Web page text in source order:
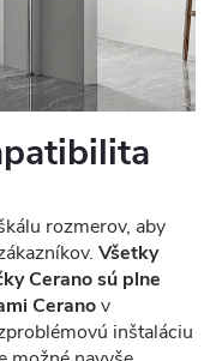
rozmerov, aby
Všetky
Cerano sú plne
Ceranov
inštaláciu